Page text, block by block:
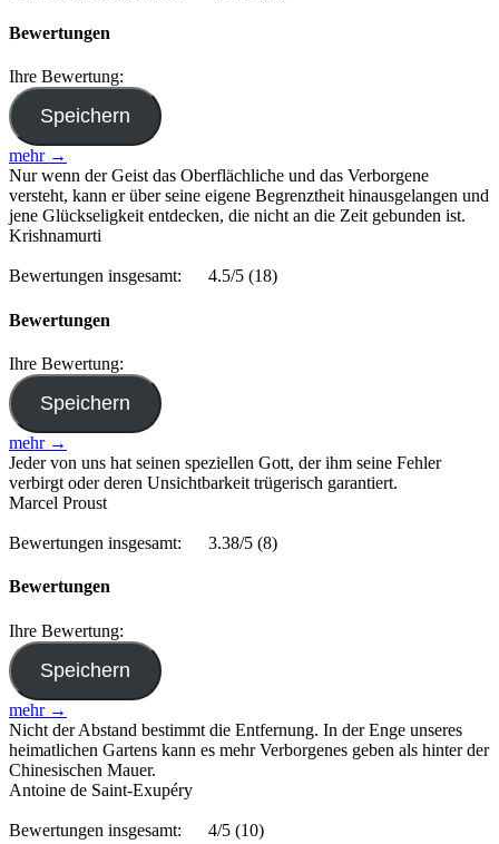
Bewertungen
Ihre Bewertung:
mehr →
Nur wenn der Geist das Oberflächliche und das Verborgene
versteht, kann er über seine eigene Begrenztheit hinausgelangen und
jene Glückseligkeit entdecken, die nicht an die Zeit gebunden ist.
Krishnamurti
Bewertungen insgesamt: 4.5/5 (18)
Bewertungen
Ihre Bewertung:
mehr →
Jeder von uns hat seinen speziellen Gott, der ihm seine Fehler
verbirgt oder deren Unsichtbarkeit trügerisch garantiert.
Marcel Proust
Bewertungen insgesamt: 3.38/5 (8)
Bewertungen
Ihre Bewertung:
mehr →
Nicht der Abstand bestimmt die Entfernung. In der Enge unseres
heimatlichen Gartens kann es mehr Verborgenes geben als hinter der
Chinesischen Mauer.
Antoine de Saint-Exupéry
Bewertungen insgesamt: 4/5 (10)